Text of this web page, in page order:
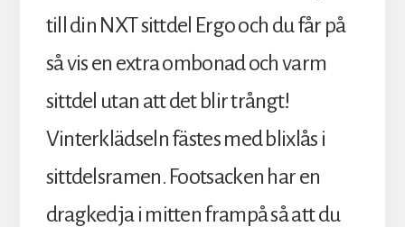
till din NXT sittdel Ergo och du får på
så vis en extra ombonad och varm
sittdel utan att det blir trångt!
Vinterklädseln fästes med blixlås i
sittdelsramen. Footsacken har en
dragkedja i mitten frampå så att du